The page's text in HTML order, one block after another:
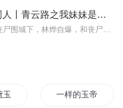
【免费完结】红楼同人丨青云路之我妹妹是林黛玉
玉 一样的玉帝不一